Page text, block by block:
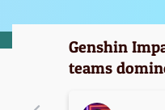
Genshin
teams